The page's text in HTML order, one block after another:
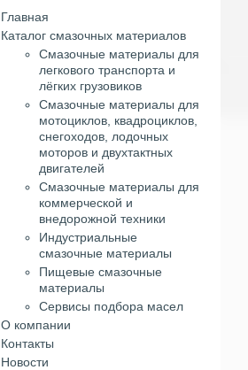
Главная
Каталог смазочных материалов
Смазочные материалы для
легкового транспорта и
лёгких грузовиков
Смазочные материалы для
мотоциклов, квадроциклов,
снегоходов, лодочных
моторов и двухтактных
двигателей
Смазочные материалы для
коммерческой и
внедорожной техники
Индустриальные
смазочные материалы
Пищевые смазочные
материалы
Сервисы подбора масел
О компании
Контакты
Новости